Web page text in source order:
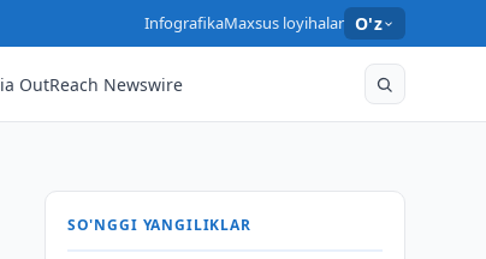
InfografikaMaxsus loyihalar O'z
OutReach Newswire
SO'NGGI YANGILIKLAR